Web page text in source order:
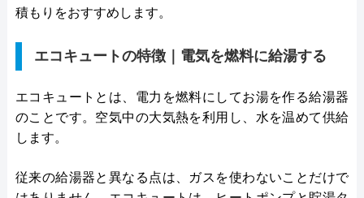
積もりをおすすめします。
エコキュートの特徴｜電気を燃料に給湯する
エコキュートとは、電力を燃料にしてお湯を作る給湯器
のことです。空気中の大気熱を利用し、水を温めて供給
します。
従来の給湯器と異なる点は、ガスを使わないことだけで